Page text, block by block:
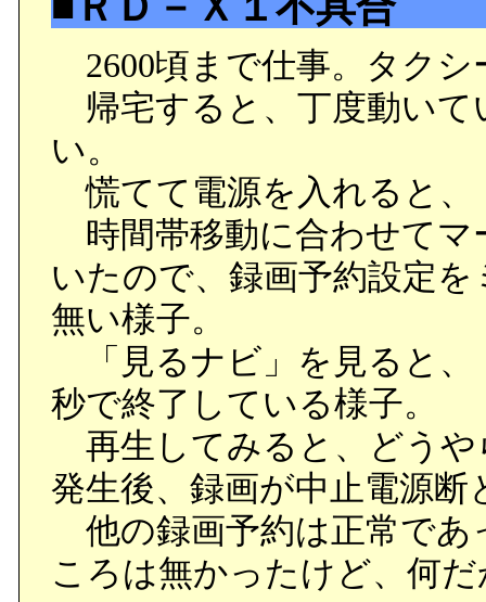
2600頃まで仕事。タクシ
帰宅すると、丁度動いて
い。
慌てて電源を入れると、
時間帯移動に合わせてマ
いたので、録画予約設定
無い様子。
「見るナビ」を見ると、
秒で終了している様子。
再生してみると、どうや
発生後、録画が中止電源
他の録画予約は正常であ
ころは無かったけど、何